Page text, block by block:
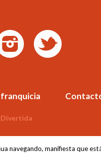
Divertida
navegando, manifiesta que